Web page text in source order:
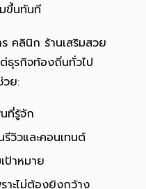
ขึ้นทันที
คลินิก ร้านเสริมสวย
ธุรกิจท้องถิ่นทั่วไป
วย:
ที่รู้จัก
วิวและคอนเทนต์
ป้าหมาย
าะไม่ต้องยิงกว้าง